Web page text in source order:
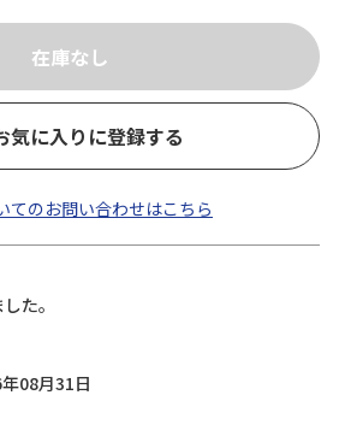
気に入りに登録する
てのお問い合わせはこちら
た。
08月31日